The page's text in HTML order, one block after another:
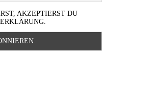
AKZEPTIERST DU